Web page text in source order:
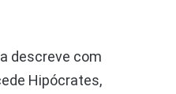
descreve com
Hipócrates,